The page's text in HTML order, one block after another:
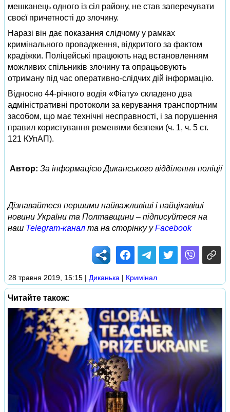
мешканець одного із сіл району, не став заперечувати
своєї причетності до злочину.
Наразі він дає показання слідчому у рамках
кримінального провадження, відкритого за фактом
крадіжки. Поліцейські працюють над встановленням
можливих спільників злочину та опрацьовують
отриману під час оперативно-слідчих дій інформацію.
Відносно 44-річного водія «Фіату» складено два
адміністративні протоколи за керування транспортним
засобом, що має технічні несправності, і за порушення
правил користування ременями безпеки (ч. 1, ч. 5 ст.
121 КУпАП).
Автор: За інформацією Диканського відділення поліції
Дізнавайтеся першими найважливіші і найцікавіші
новини України та Полтавщини – підписуйтеся на
наш Telegram-канал та на сторінку уFacebook
28 травня 2019, 15:15 | Диканька | Кримінал
Читайте також: